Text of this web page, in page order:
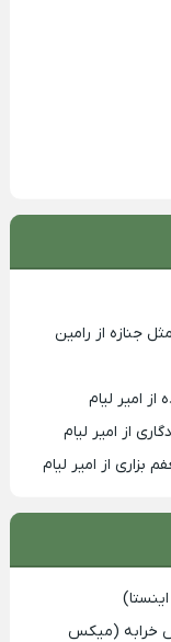
جنازه از رامین
امیر لیام
از امیر لیام
از امیر لیام
خرابه (میکس